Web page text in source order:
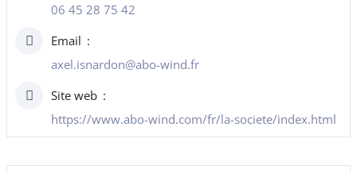
06 45 28 75 42
Email
axel.isnardon@abo-wind.fr
Site web
https://www.abo-wind.com/fr/la-societe/index.html